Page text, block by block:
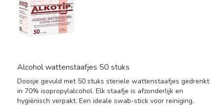
Alcohol wattenstaafjes 50 stuks
Doosje gevuld met 50 stuks steriele wattenstaafjes gedrenkt
in 70% isopropylalcohol. Elk staafje is afzonderlijk en
hygiënisch verpakt. Een ideale swab-stick voor reiniging.